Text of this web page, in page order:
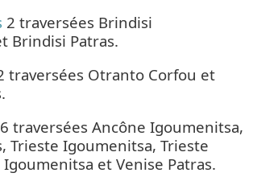
2 traversées Brindisi
Brindisi Patras.
traversées Otranto Corfou et
6 traversées Ancône Igoumenitsa,
Trieste Igoumenitsa, Trieste
Igoumenitsa et Venise Patras.